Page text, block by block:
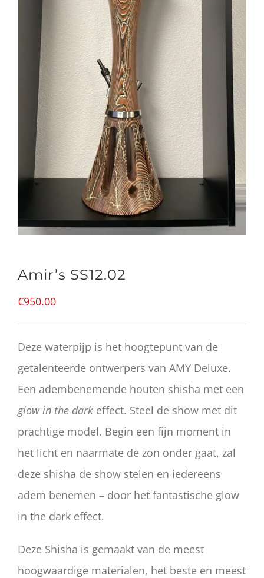
Amir’s SS12.02
€950.00
Deze waterpijp is het hoogtepunt van de
getalenteerde ontwerpers van AMY Deluxe.
Een adembenemende houten shisha met een
glow in the dark effect. Steel de show met dit
prachtige model. Begin een fijn moment in
het licht en naarmate de zon onder gaat, zal
deze shisha de show stelen en iedereens
adem benemen – door het fantastische glow
in the dark effect.
Deze Shisha is gemaakt van de meest
hoogwaardige materialen, het beste en meest